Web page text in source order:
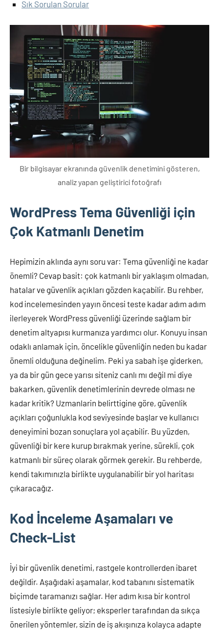
Sık Sorulan Sorular
Bir bilgisayar ekranında güvenlik denetimini gösteren,
analiz yapan geliştirici fotoğrafı
WordPress Tema Güvenliği için
Çok Katmanlı Denetim
Hepimizin aklında aynı soru var: Tema güvenliği ne kadar
önemli? Cevap basit: çok katmanlı bir yaklaşım olmadan,
hatalar ve güvenlik açıkları gözden kaçabilir. Bu rehber,
kod incelemesinden yayın öncesi teste kadar adım adım
ilerleyerek WordPress güvenliği üzerinde sağlam bir
denetim altyapısı kurmanıza yardımcı olur. Konuyu insan
odaklı anlamak için, öncelikle güvenliğin neden bu kadar
önemli olduğuna değinelim. Peki ya sabah işe giderken,
ya da bir gün gece yarısı siteniz canlı mı değil mi diye
bakarken, güvenlik denetimlerinin devrede olması ne
kadar kritik? Uzmanlarin belirttigine göre, güvenlik
açıkları çoğunlukla kod seviyesinde başlar ve kullanıcı
deneyimini bozan sonuçlara yol açabilir. Bu yüzden,
güvenliği bir kere kurup bırakmak yerine, sürekli, çok
katmanlı bir süreç olarak görmek gerekir. Bu rehberde,
kendi takımınızla birlikte uygulanabilir bir yol haritası
çıkaracağız.
Kod İnceleme Aşamaları ve
Check-List
İyi bir güvenlik denetimi, rastgele kontrollerden ibaret
değildir. Aşağıdaki aşamalar, kod tabanını sistematik
biçimde taramanızı sağlar. Her adım kısa bir kontrol
listesiyle birlikte geliyor; eksperler tarafından da sıkça
önerilen yöntemler, sizin de iş akışınıza kolayca adapte